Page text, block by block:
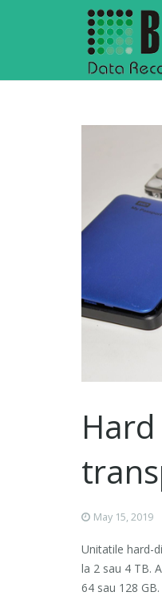
May 15, 2019
Unitatile hard-
la 2 sau 4 TB.
64 sau 128